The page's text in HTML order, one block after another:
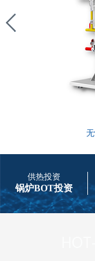
供热投资
锅炉BOT投资